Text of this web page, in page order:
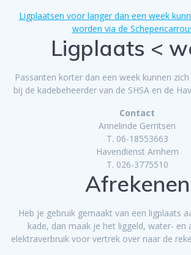
Ligplaatsen voor langer dan een week
worden via de
Ligplaats <
Passanten korter dan een week kunnen
bij de kadebeheerder van de SHSA en de
Contact
Annelinde Gerritsen
T. 06-18553663
Havendienst Arnhem
T. 026-3775510
Afrekenen
Heb je gebruik gemaakt van een ligplaats
kade, dan maak je het liggeld, water- en
elektraverbruik voor vertrek over naar de